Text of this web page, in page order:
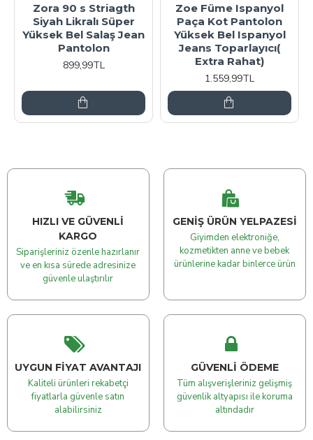
Zora 90 s Striagth
Siyah Likralı Süper
Yüksek Bel Salaş Jean
Pantolon
899,99TL
Zoe Füme Ispanyol
Paça Kot Pantolon
Yüksek Bel Ispanyol
Jeans Toparlayıcı(
Extra Rahat)
1.559,99TL
HIZLI VE GÜVENLI
KARGO
Siparişleriniz özenle hazırlanır
ve en kısa sürede adresinize
güvenle ulaştırılır
GENIŞ ÜRÜN YELPAZESI
Giyimden elektroniğe,
kozmetikten anne ve bebek
ürünlerine kadar binlerce ürün
UYGUN FIYAT AVANTAJI
Kaliteli ürünleri rekabetçi
fiyatlarla güvenle satın
alabilirsiniz
GÜVENLI ÖDEME
Tüm alışverişleriniz gelişmiş
güvenlik altyapısı ile koruma
altındadır